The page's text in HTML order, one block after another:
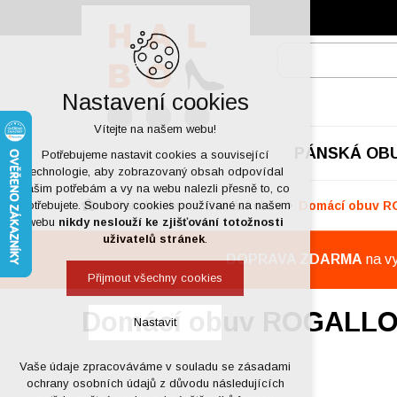
PÁNSKÁ
Pánská obuv Domácí obuv Domácí obuv
DOPRAVA ZDARMA na
Domácí obuv
Nastavení cookies
Vítejte na našem webu!
Potřebujeme nastavit cookies a související
technologie, aby zobrazovaný obsah odpovídal
vašim potřebám a vy na webu nalezli přesně to, co
potřebujete. Soubory cookies používané na našem
webu nikdy neslouží ke zjišťování totožnosti
uživatelů stránek.
Přijmout všechny cookies
Nastavit
Technická cookies
Vaše údaje zpracováváme v souladu se zásadami
ochrany osobních údajů z důvodu následujících